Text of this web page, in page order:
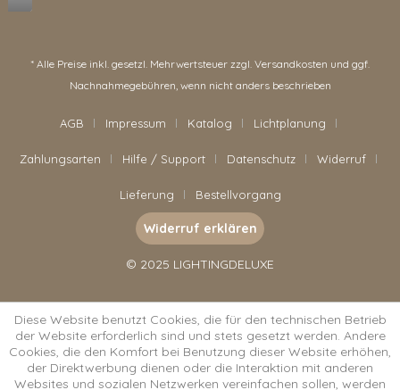
* Alle Preise inkl. gesetzl. Mehrwertsteuer zzgl. Versandkosten und ggf.
Nachnahmegebühren, wenn nicht anders beschrieben
AGB Impressum Katalog Lichtplanung
Zahlungsarten Hilfe / Support Datenschutz Widerruf
Lieferung Bestellvorgang
Widerruf erklären
© 2025 LIGHTINGDELUXE
Diese Website benutzt Cookies, die für den technischen Betrieb
der Website erforderlich sind und stets gesetzt werden. Andere
Cookies, die den Komfort bei Benutzung dieser Website erhöhen,
der Direktwerbung dienen oder die Interaktion mit anderen
Websites und sozialen Netzwerken vereinfachen sollen, werden